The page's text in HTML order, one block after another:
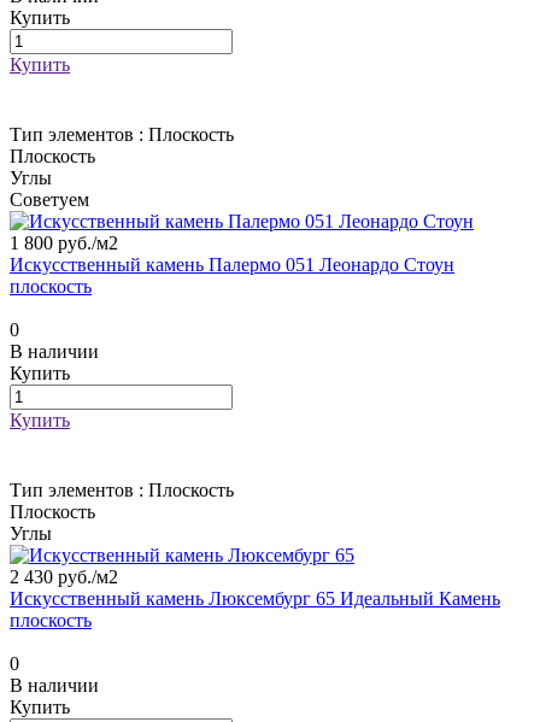
Купить
Купить
Тип элементов : Плоскость
Плоскость
Углы
Советуем
1 800 руб./м2
Искусственный камень Палермо 051 Леонардо Стоун
плоскость
0
В наличии
Купить
Купить
Тип элементов : Плоскость
Плоскость
Углы
2 430 руб./м2
Искусственный камень Люксембург 65 Идеальный Камень
плоскость
0
В наличии
Купить